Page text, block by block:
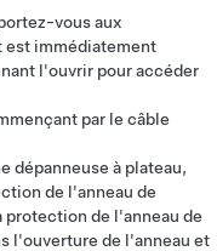
vous aux
est immédiatement
l'ouvrir pour accéder
par le câble
dépanneuse à plateau,
de l'anneau de
protection de l'anneau de
l'ouverture de l'anneau et